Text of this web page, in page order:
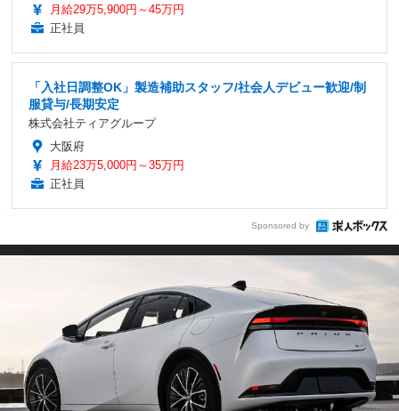
月給29万5,900円～45万円
正社員
「入社日調整OK」製造補助スタッフ/社会人デビュー歓迎/制
服貸与/長期安定
株式会社ティアグループ
大阪府
月給23万5,000円～35万円
正社員
Sponsored by